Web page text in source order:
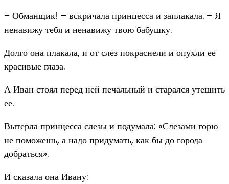
– Обманщик! – вскричала принцесса и заплакала. – Я
ненавижу тебя и ненавижу твою бабушку.
Долго она плакала, и от слез покраснели и опухли ее
красивые глаза.
А Иван стоял перед ней печальный и старался утешить
ее.
Вытерла принцесса слезы и подумала: «Слезами горю
не поможешь, а надо придумать, как бы до города
добраться».
И сказала она Ивану: